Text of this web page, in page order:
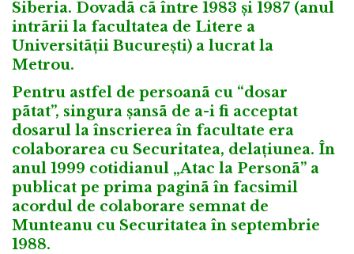
Siberia. Dovadã cã între 1983 și 1987 (anul
intrãrii la facultatea de Litere a
Universitãții București) a lucrat la
Metrou.
Pentru astfel de persoanã cu “dosar
pãtat”, singura șansã de a-i fi acceptat
dosarul la înscrierea în facultate era
colaborarea cu Securitatea, delațiunea. În
anul 1999 cotidianul „Atac la Personã” a
publicat pe prima paginã în facsimil
acordul de colaborare semnat de
Munteanu cu Securitatea în septembrie
1988.